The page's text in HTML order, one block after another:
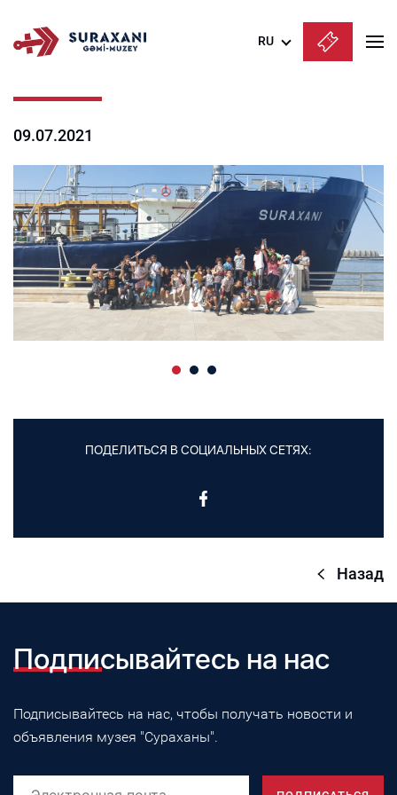
RU
09.07.2021
ПОДЕЛИТЬСЯ В СОЦИАЛЬНЫХ СЕТЯХ:
Назад
Подписывайтесь на нас
Подписывайтесь на нас, чтобы получать новости и
объявления музея "Сураханы".